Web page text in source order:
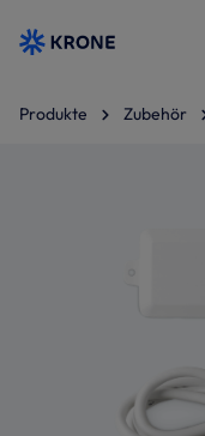
Zum Hauptinhalt springen
Produkte Zubehör